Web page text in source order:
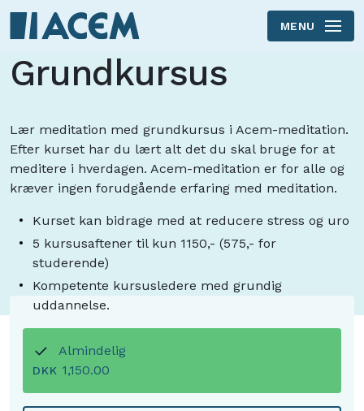
Skip to main content
MENU
Grundkursus
Lær meditation med grundkursus i Acem-meditation.
Efter kurset har du lært alt det du skal bruge for at
meditere i hverdagen. Acem-meditation er for alle og
kræver ingen forudgående erfaring med meditation.
Kurset kan bidrage med at reducere stress og uro
5 kursusaftener til kun 1150,- (575,- for
studerende)
Kompetente kursusledere med grundig
uddannelse.
Almindelig
DKK 1,150.00